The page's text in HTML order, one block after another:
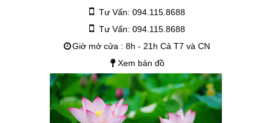
Tư Vấn: 094.115.8688
Tư Vấn: 094.115.8688
Giờ mở cửa : 8h - 21h Cả T7 và CN
Xem bản đồ